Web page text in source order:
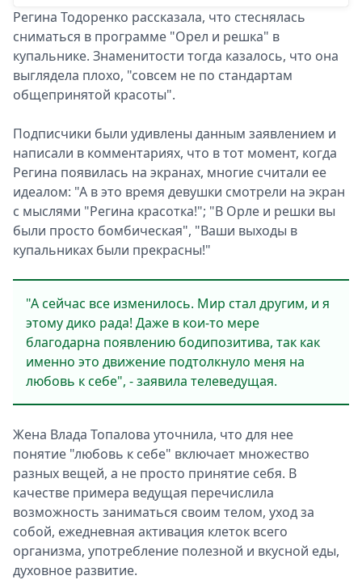
Регина Тодоренко рассказала, что стеснялась
сниматься в программе "Орел и решка" в
купальнике. Знаменитости тогда казалось, что она
выглядела плохо, "совсем не по стандартам
общепринятой красоты".
Подписчики были удивлены данным заявлением и
написали в комментариях, что в тот момент, когда
Регина появилась на экранах, многие считали ее
идеалом: "А в это время девушки смотрели на экран
с мыслями "Регина красотка!"; "В Орле и решки вы
были просто бомбическая", "Ваши выходы в
купальниках были прекрасны!"
"А сейчас все изменилось. Мир стал другим, и я
этому дико рада! Даже в кои-то мере
благодарна появлению бодипозитива, так как
именно это движение подтолкнуло меня на
любовь к себе", - заявила телеведущая.
Жена Влада Топалова уточнила, что для нее
понятие "любовь к себе" включает множество
разных вещей, а не просто принятие себя. В
качестве примера ведущая перечислила
возможность заниматься своим телом, уход за
собой, ежедневная активация клеток всего
организма, употребление полезной и вкусной еды,
духовное развитие.